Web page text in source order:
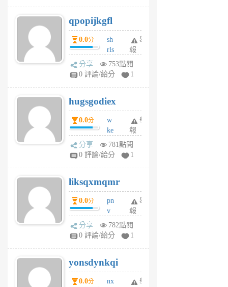
6
個
月
前
qpopijkgfl
0.0分
sh
rls
k
m
6
個
月
前
舉
報
分享
753點閱
0 評論/給分
1
hugsgodiex
0.0分
w
ke
rv
pj
6
個
月
前
舉
報
分享
781點閱
0 評論/給分
1
liksqxmqmr
0.0分
pn
v
wt
sv
6
個
月
舉
報
分享
782點閱
0 評論/給分
1
yonsdynkqi
0.0分
nx
舉